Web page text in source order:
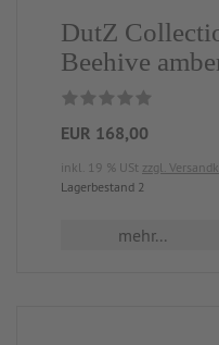
DutZ
Beehive
EUR 168,00
inkl. 19 % USt zzgl.
Lagerbestand 2
mehr...